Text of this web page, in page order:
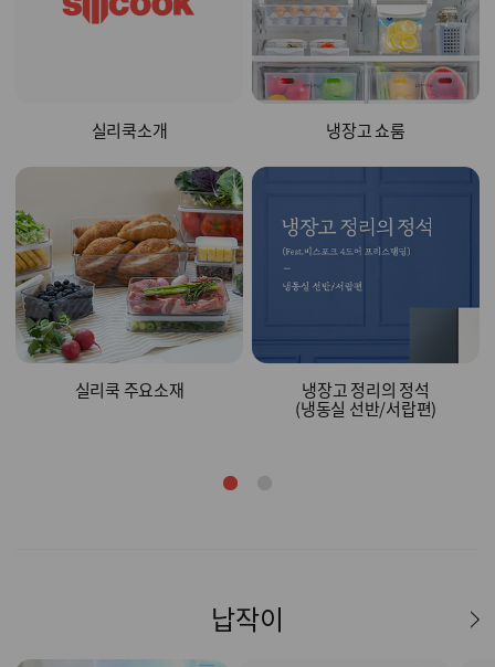
실리쿡소개
실리쿡 주요소재
냉장고 쇼룸
냉장고 정리의 정석
(냉동실 선반/서랍편)
납작이